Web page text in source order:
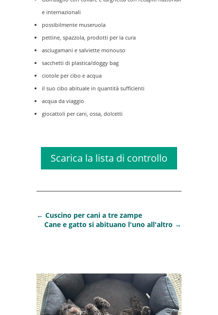
e internazionali
possibilmente museruola
pettine, spazzola, prodotti per la cura
asciugamani e salviette monouso
sacchetti di plastica/doggy bag
ciotole per cibo e acqua
il suo cibo abituale in quantità sufficienti
acqua da viaggio
giocattoli per cani, ossa, dolcetti
Scarica la lista di controllo
← Cuscino per cani a tre zampe
Cane e gatto si abituano l'uno all'altro →